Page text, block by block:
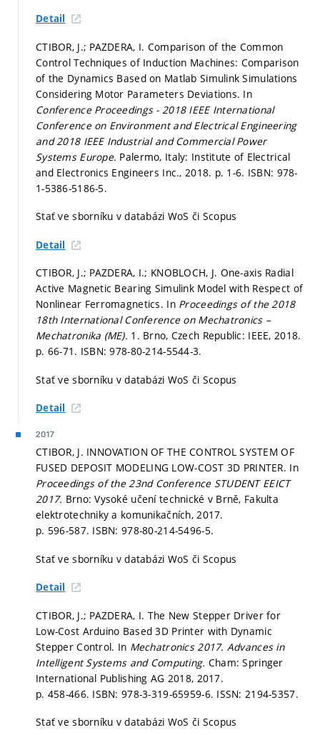
Detail
CTIBOR, J.; PAZDERA, I. Comparison of the Common
Control Techniques of Induction Machines: Comparison
of the Dynamics Based on Matlab Simulink Simulations
Considering Motor Parameters Deviations. In
Conference Proceedings - 2018 IEEE International
Conference on Environment and Electrical Engineering
and 2018 IEEE Industrial and Commercial Power
Systems Europe. Palermo, Italy: Institute of Electrical
and Electronics Engineers Inc., 2018. p. 1-6. ISBN: 978-
1-5386-5186-5.
Stať ve sborníku v databázi WoS či Scopus
Detail
CTIBOR, J.; PAZDERA, I.; KNOBLOCH, J. One-axis Radial
Active Magnetic Bearing Simulink Model with Respect of
Nonlinear Ferromagnetics. In Proceedings of the 2018
18th International Conference on Mechatronics –
Mechatronika (ME). 1. Brno, Czech Republic: IEEE, 2018.
p. 66-71. ISBN: 978-80-214-5544-3.
Stať ve sborníku v databázi WoS či Scopus
Detail
2017
CTIBOR, J. INNOVATION OF THE CONTROL SYSTEM OF
FUSED DEPOSIT MODELING LOW-COST 3D PRINTER. In
Proceedings of the 23nd Conference STUDENT EEICT
2017. Brno: Vysoké učení technické v Brně, Fakulta
elektrotechniky a komunikačních, 2017.
p. 596-587. ISBN: 978-80-214-5496-5.
Stať ve sborníku v databázi WoS či Scopus
Detail
CTIBOR, J.; PAZDERA, I. The New Stepper Driver for
Low-Cost Arduino Based 3D Printer with Dynamic
Stepper Control. In Mechatronics 2017. Advances in
Intelligent Systems and Computing. Cham: Springer
International Publishing AG 2018, 2017.
p. 458-466. ISBN: 978-3-319-65959-6. ISSN: 2194-5357.
Stať ve sborníku v databázi WoS či Scopus